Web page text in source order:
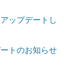
ップデートし
トのお知らせ